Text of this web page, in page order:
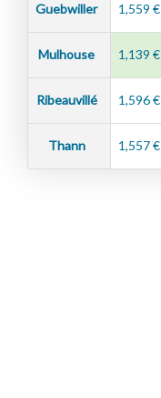
Guebwiller 1,559 €
Mulhouse 1,139 €
Ribeauvillé 1,596 €
Thann 1,557 €